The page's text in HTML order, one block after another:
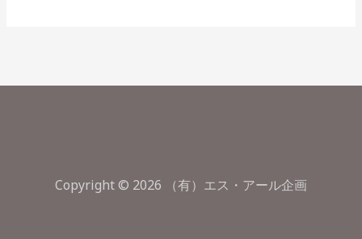
Copyright © 2026 （有）エス・アール企画